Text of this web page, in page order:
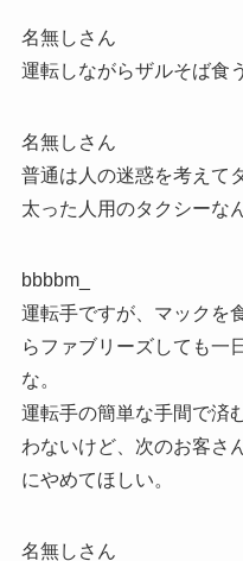
名無しさん
運転しながらザルそば食
名無しさん
普通は人の迷惑を考えて
太った人用のタクシーな
bbbbm_
運転手ですが、マックを
らファブリーズしても一
な。
運転手の簡単な手間で済
わないけど、次のお客さ
にやめてほしい。
名無しさん